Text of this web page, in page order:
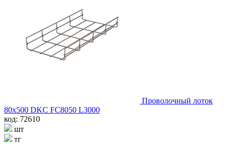
Проволочный лоток
80х500 DKC FC8050 L3000
код: 72610
шт
тг